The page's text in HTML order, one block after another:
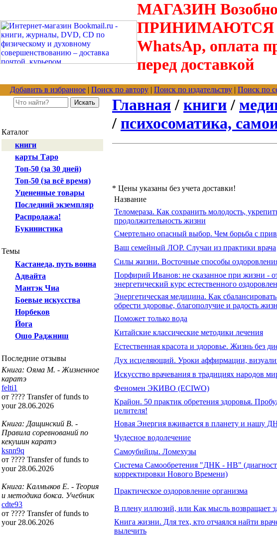
МАГАЗИН
ПРИНИМАЮТСЯ по
WhatsAp, оплата
перед доставкой
Добавить в избранное | Поиск по автору | Поиск по издательству | Поиск по
Каталог
книги
карты Таро
Топ-50 (за 30 дней)
Топ-50 (за всё время)
Уцененные товары
Последний экземпляр
Распродажа!
Букинистика
Темы
Кастанеда, путь воина
Адвайта
Мантэк Чиа
Боевые искусства
Норбеков
Йога
Ошо Раджниш
Последние отзывы
Книга: Ояма М. - Жизненное
каратэ
felti1
от ???? Transfer of funds to
your 28.06.2026
Книга: Дащинский В. -
Правила соревнований по
кекушин каратэ
ksnn9q
от ???? Transfer of funds to
your 28.06.2026
Книга: Калмыков Е. - Теория
и методика бокса. Учебник
cdte93
от ???? Transfer of funds to
your 28.06.2026
Главная / книги /
/ психосоматика,
* Цены указаны без учета доставки!
Название
Теломераза. Как сохранить молодость,
продолжительность жизни
Смертельно опасный выбор. Чем борьба с
Ваш семейный ЛОР. Случаи из практики врача
Силы жизни. Восточные способы
Порфирий Иванов: не сказанное при жизни -
энергетический курс естественного
Энергетическая медицина. Как
обрести здоровье, благополучие и радость
Поможет только вода
Китайские классические методики лечения
Естественная красота и здоровье. Жизнь без
Дух исцеляющий. Уроки аффирмации,
Искусство врачевания в традициях народов
Феномен ЭКИВО (ECIWO)
Крайон. 50 практик обретения здоровья.
целителя!
Новая Энергия вживается в планету и нашу
Чудесное водолечение
Самоубийцы. Ломехузы
Система Самообретения "ДНК - НВ"
корректировки Нового Времени)
Практическое оздоровление организма
В плену иллюзий, или Как мысль возвращает
Книга жизни. Для тех, кто отчаялся найти
вылечить